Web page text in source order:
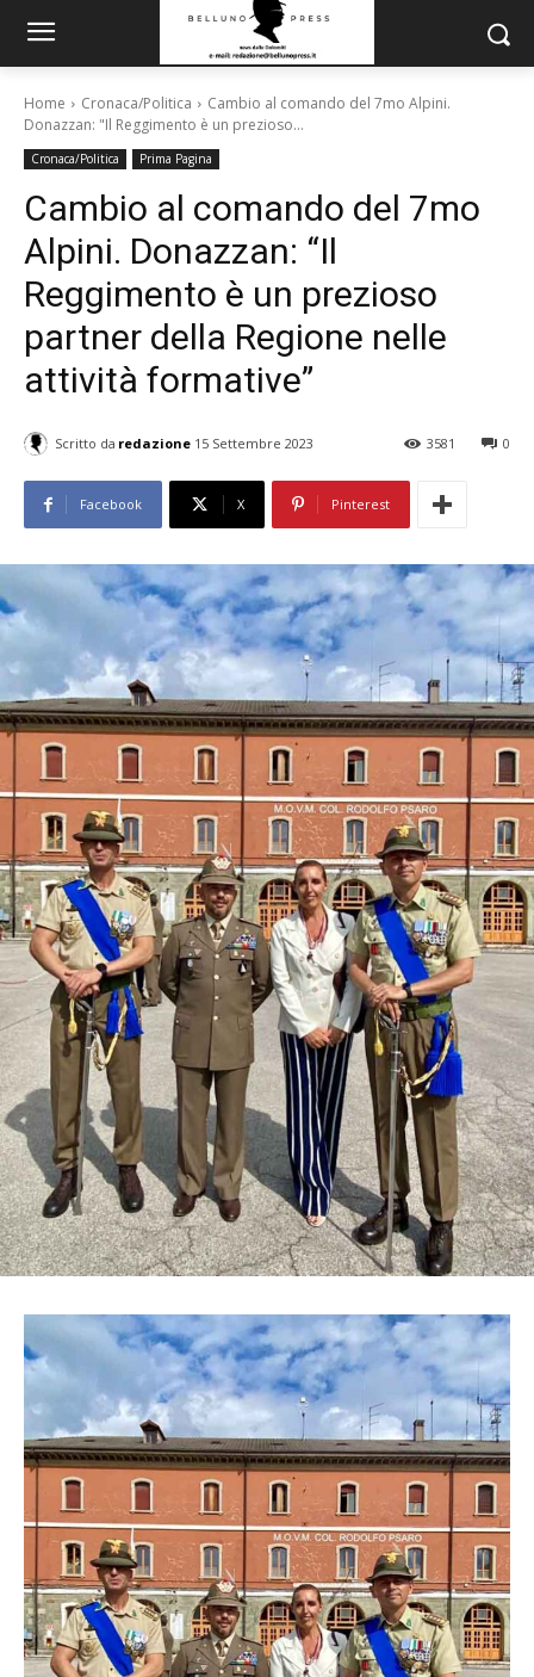
Home Cronaca/Politica
Cambio al comando del 7mo Alpini.
Donazzan: "Il Reggimento è un prezioso...
Cronaca/Politica Prima Pagina
Cambio al comando del 7mo
Alpini. Donazzan: “Il
Reggimento è un prezioso
partner della Regione nelle
attività formative”
Scritto da redazione 15 Settembre 2023 0
3581
Facebook X Pinterest